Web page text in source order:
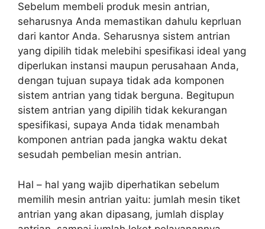
Sebelum membeli produk mesin antrian,
seharusnya Anda memastikan dahulu keprluan
dari kantor Anda. Seharusnya sistem antrian
yang dipilih tidak melebihi spesifikasi ideal yang
diperlukan instansi maupun perusahaan Anda,
dengan tujuan supaya tidak ada komponen
sistem antrian yang tidak berguna. Begitupun
sistem antrian yang dipilih tidak kekurangan
spesifikasi, supaya Anda tidak menambah
komponen antrian pada jangka waktu dekat
sesudah pembelian mesin antrian.
Hal – hal yang wajib diperhatikan sebelum
memilih mesin antrian yaitu: jumlah mesin tiket
antrian yang akan dipasang, jumlah display